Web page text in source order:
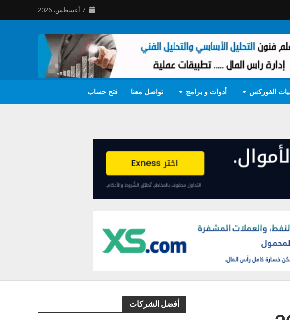
7 أغسطس، 2026
الفوركس أدوات و برامج تواصل معنا فتح حساب
أفضل الشركات